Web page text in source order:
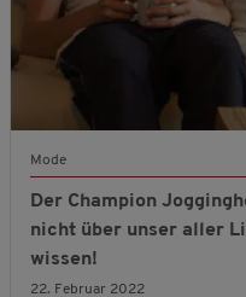
Mode
Der Champion
nicht über unser aller
wissen!
22. Februar 2022